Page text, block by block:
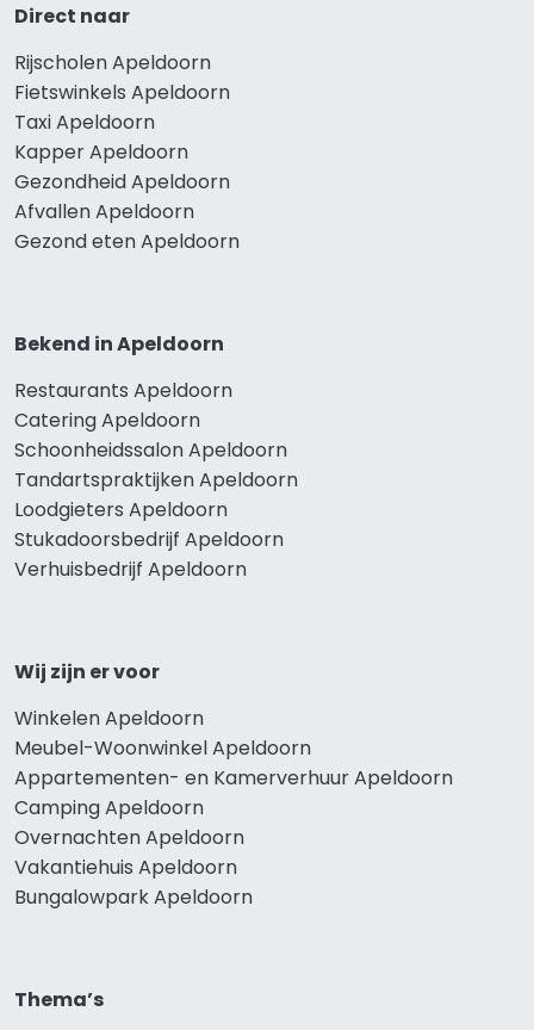
Direct naar
Rijscholen Apeldoorn
Fietswinkels Apeldoorn
Taxi Apeldoorn
Kapper Apeldoorn
Gezondheid Apeldoorn
Afvallen Apeldoorn
Gezond eten Apeldoorn
Bekend in Apeldoorn
Restaurants Apeldoorn
Catering Apeldoorn
Schoonheidssalon Apeldoorn
Tandartspraktijken Apeldoorn
Loodgieters Apeldoorn
Stukadoorsbedrijf Apeldoorn
Verhuisbedrijf Apeldoorn
Wij zijn er voor
Winkelen Apeldoorn
Meubel-Woonwinkel Apeldoorn
Appartementen- en Kamerverhuur Apeldoorn
Camping Apeldoorn
Overnachten Apeldoorn
Vakantiehuis Apeldoorn
Bungalowpark Apeldoorn
Thema’s